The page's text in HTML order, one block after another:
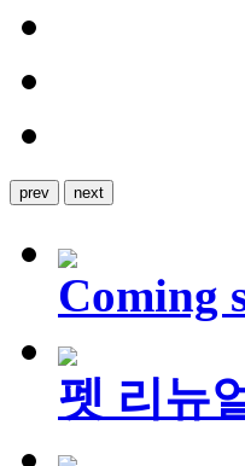
prev next
Coming
펫 리뉴